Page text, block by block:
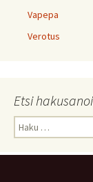
Vapepa
Verotus
Etsi
Haku: